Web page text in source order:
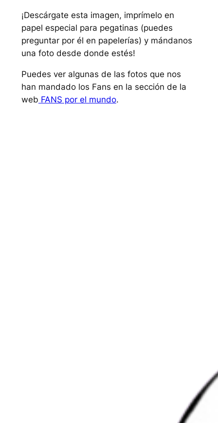
¡Descárgate esta imagen, imprímelo en
papel especial para pegatinas (puedes
preguntar por él en papelerías) y mándanos
una foto desde donde estés!
Puedes ver algunas de las fotos que nos
han mandado los Fans en la sección de la
web FANS por el mundo.